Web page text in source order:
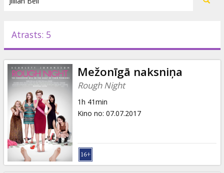
Pasākumi
Ziņas
Dāvanu
kartes
Uzkodas
Atrasts: 5
Mežonīgā naksniņa
Rough Night
1h 41min
Kino no: 07.07.2017